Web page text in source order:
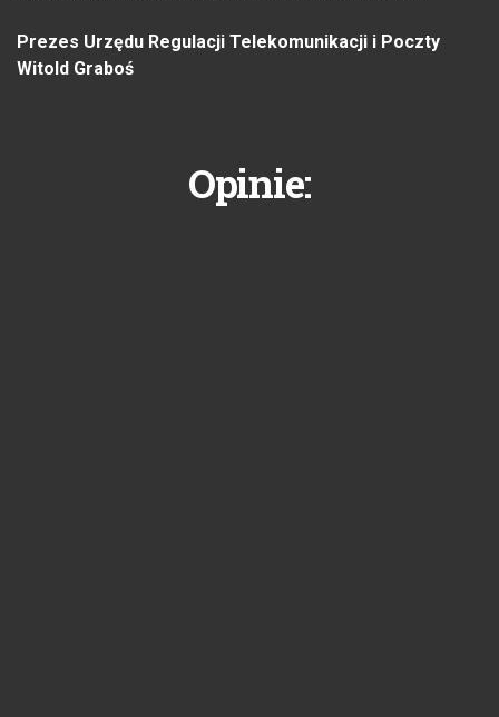
Prezes Urzędu Regulacji Telekomunikacji i Poczty
Witold Graboś
Opinie: